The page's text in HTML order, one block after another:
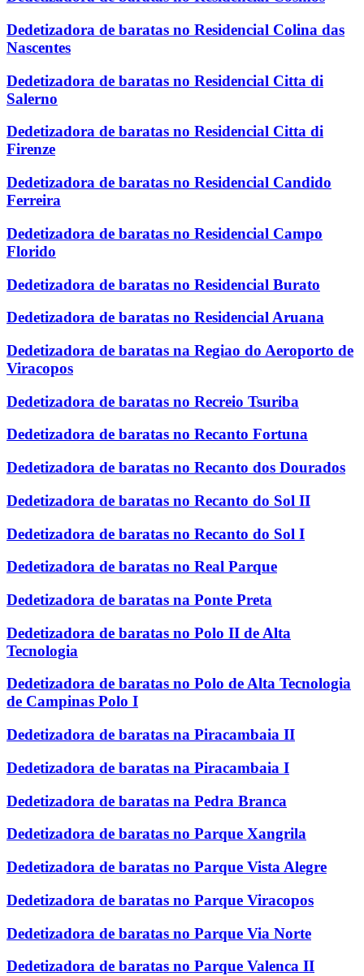
Dedetizadora de baratas no Residencial Colina das
Nascentes
Dedetizadora de baratas no Residencial Citta di
Salerno
Dedetizadora de baratas no Residencial Citta di
Firenze
Dedetizadora de baratas no Residencial Candido
Ferreira
Dedetizadora de baratas no Residencial Campo
Florido
Dedetizadora de baratas no Residencial Burato
Dedetizadora de baratas no Residencial Aruana
Dedetizadora de baratas na Regiao do Aeroporto de
Viracopos
Dedetizadora de baratas no Recreio Tsuriba
Dedetizadora de baratas no Recanto Fortuna
Dedetizadora de baratas no Recanto dos Dourados
Dedetizadora de baratas no Recanto do Sol II
Dedetizadora de baratas no Recanto do Sol I
Dedetizadora de baratas no Real Parque
Dedetizadora de baratas na Ponte Preta
Dedetizadora de baratas no Polo II de Alta
Tecnologia
Dedetizadora de baratas no Polo de Alta Tecnologia
de Campinas Polo I
Dedetizadora de baratas na Piracambaia II
Dedetizadora de baratas na Piracambaia I
Dedetizadora de baratas na Pedra Branca
Dedetizadora de baratas no Parque Xangrila
Dedetizadora de baratas no Parque Vista Alegre
Dedetizadora de baratas no Parque Viracopos
Dedetizadora de baratas no Parque Via Norte
Dedetizadora de baratas no Parque Valenca II